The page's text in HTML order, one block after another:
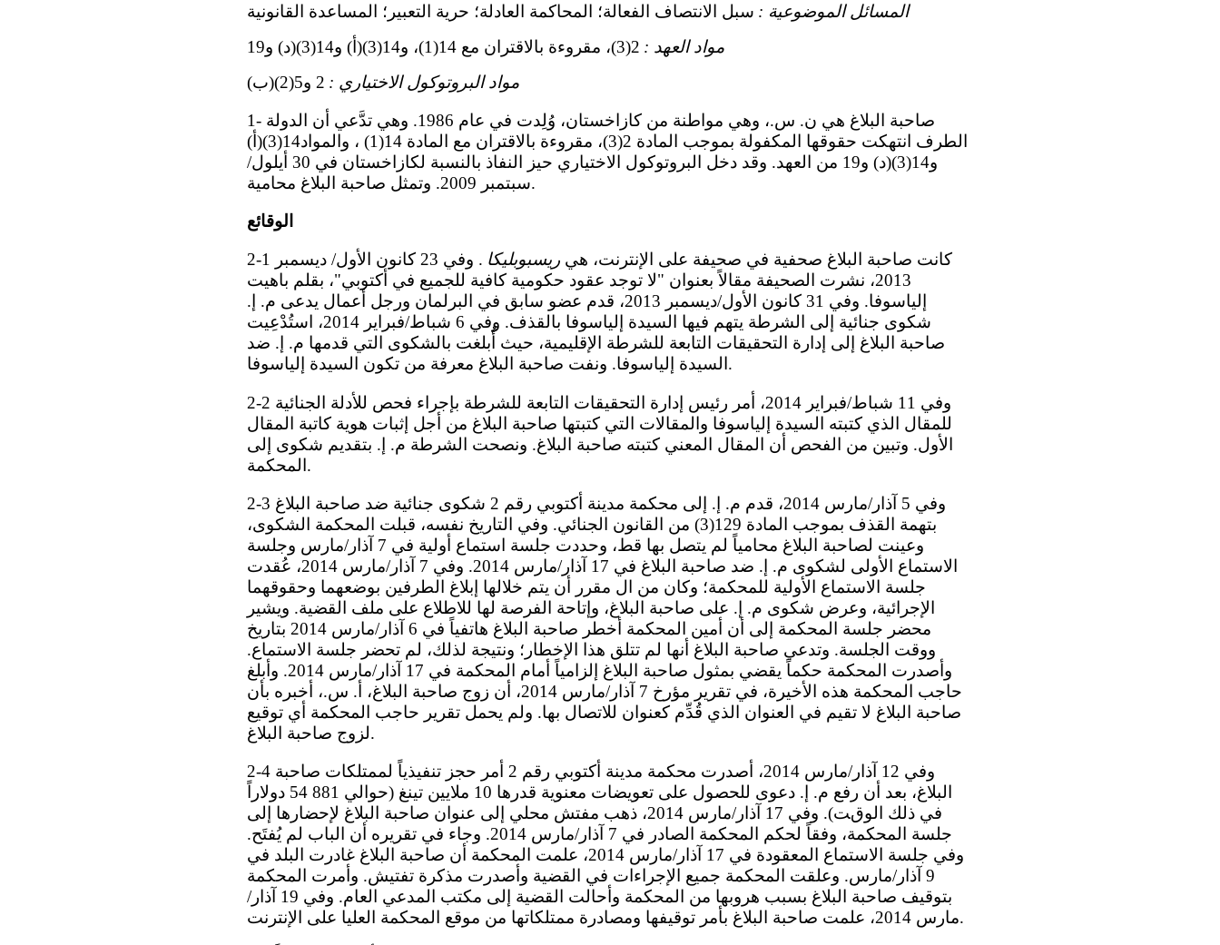
المسائل الموضوعية : سبل الانتصاف الفعالة؛ المحاكمة العادلة؛ حرية التعبير؛ المساعدة القانونية
مواد العهد : 2(3)، مقروءة بالاقتران مع 14(1)، و14(3)(أ) و14(3)(د) و19
مواد البروتوكول الاختياري : 2 و5(2)(ب)
1- صاحبة البلاغ هي ن. س.، وهي مواطنة من كازاخستان، وُلِدت في عام 1986. وهي تدَّعي أن الدولة
الطرف انتهكت حقوقها المكفولة بموجب المادة 2(3)، مقروءة بالاقتران مع المادة 14(1) ، والمواد14(3)(أ)
و14(3)(د) و19 من العهد. وقد دخل البروتوكول الاختياري حيز النفاذ بالنسبة لكازاخستان في 30 أيلول/
سبتمبر 2009. وتمثل صاحبة البلاغ محامية.
الوقائع
2-1 كانت صاحبة البلاغ صحفية في صحيفة على الإنترنت، هي ريسبوبليكا
. وفي 23 كانون الأول/ ديسمبر
2013، نشرت الصحيفة مقالاً بعنوان "لا توجد عقود حكومية كافية للجميع في أكتوبي"، بقلم باهيت
إلياسوفا. وفي 31 كانون الأول/ديسمبر 2013، قدم عضو سابق في البرلمان ورجل أعمال يدعى م. إ.
شكوى جنائية إلى الشرطة يتهم فيها السيدة إلياسوفا بالقذف. وفي 6 شباط/فبراير 2014، استُدْعِيت
صاحبة البلاغ إلى إدارة التحقيقات التابعة للشرطة الإقليمية، حيث أُبلغت بالشكوى التي قدمها م. إ. ضد
السيدة إلياسوفا. ونفت صاحبة البلاغ معرفة من تكون السيدة إلياسوفا.
2-2 وفي 11 شباط/فبراير 2014، أمر رئيس إدارة التحقيقات التابعة للشرطة بإجراء فحص للأدلة الجنائية
للمقال الذي كتبته السيدة إلياسوفا والمقالات التي كتبتها صاحبة البلاغ من أجل إثبات هوية كاتبة المقال
الأول. وتبين من الفحص أن المقال المعني كتبته صاحبة البلاغ. ونصحت الشرطة م. إ. بتقديم شكوى إلى
المحكمة.
2-3 وفي 5 آذار/مارس 2014، قدم م. إ. إلى محكمة مدينة أكتوبي رقم 2 شكوى جنائية ضد صاحبة البلاغ
بتهمة القذف بموجب المادة 129(3) من القانون الجنائي. وفي التاريخ نفسه، قبلت المحكمة الشكوى،
وعينت لصاحبة البلاغ محامياً لم يتصل بها قط، وحددت جلسة استماع أولية في 7 آذار/مارس وجلسة
الاستماع الأولى لشكوى م. إ. ضد صاحبة البلاغ في 17 آذار/مارس 2014. وفي 7 آذار/مارس 2014، عُقدت
جلسة الاستماع الأولية للمحكمة؛ وكان من ال مقرر أن يتم خلالها إبلاغ الطرفين بوضعهما وحقوقهما
الإجرائية، وعرض شكوى م. إ. على صاحبة البلاغ، وإتاحة الفرصة لها للاطلاع على ملف القضية. ويشير
محضر جلسة المحكمة إلى أن أمين المحكمة أخطر صاحبة البلاغ هاتفياً في 6 آذار/مارس 2014 بتاريخ
ووقت الجلسة. وتدعي صاحبة البلاغ أنها لم تتلق هذا الإخطار؛ ونتيجة لذلك، لم تحضر جلسة الاستماع.
وأصدرت المحكمة حكماً يقضي بمثول صاحبة البلاغ إلزامياً أمام المحكمة في 17 آذار/مارس 2014. وأبلغ
حاجب المحكمة هذه الأخيرة، في تقرير مؤرخ 7 آذار/مارس 2014، أن زوج صاحبة البلاغ، أ. س.، أخبره بأن
صاحبة البلاغ لا تقيم في العنوان الذي قُدِّم كعنوان للاتصال بها. ولم يحمل تقرير حاجب المحكمة أي توقيع
لزوج صاحبة البلاغ.
2-4 وفي 12 آذار/مارس 2014، أصدرت محكمة مدينة أكتوبي رقم 2 أمر حجز تنفيذياً لممتلكات صاحبة
البلاغ، بعد أن رفع م. إ. دعوى للحصول على تعويضات معنوية قدرها 10 ملايين تينغ (حوالي 881 54 دولاراً
في ذلك الوقت). وفي 17 آذار/مارس 2014، ذهب مفتش محلي إلى عنوان صاحبة البلاغ لإحضارها إلى
جلسة المحكمة، وفقاً لحكم المحكمة الصادر في 7 آذار/مارس 2014. وجاء في تقريره أن الباب لم يُفتَح.
وفي جلسة الاستماع المعقودة في 17 آذار/مارس 2014، علمت المحكمة أن صاحبة البلاغ غادرت البلد في
9 آذار/مارس. وعلقت المحكمة جميع الإجراءات في القضية وأصدرت مذكرة تفتيش. وأمرت المحكمة
بتوقيف صاحبة البلاغ بسبب هروبها من المحكمة وأحالت القضية إلى مكتب المدعي العام. وفي 19 آذار/
مارس 2014، علمت صاحبة البلاغ بأمر توقيفها ومصادرة ممتلكاتها من موقع المحكمة العليا على الإنترنت.